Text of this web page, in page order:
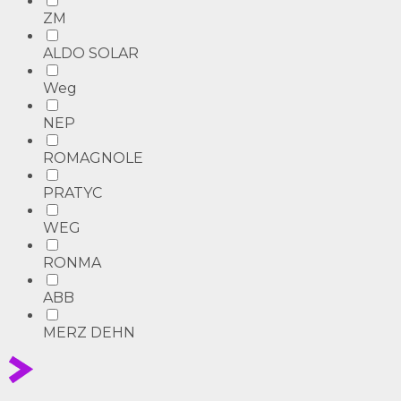
ZM
ALDO SOLAR
Weg
NEP
ROMAGNOLE
PRATYC
WEG
RONMA
ABB
MERZ DEHN